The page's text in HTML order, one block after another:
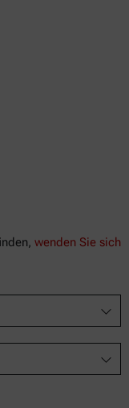
wenden Sie sich